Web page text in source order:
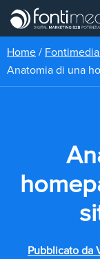
Home /
Anatomia di una
Pubblicato da